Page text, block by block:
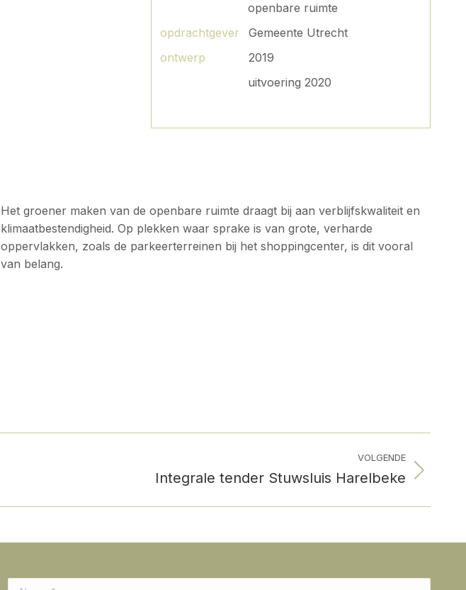
openbare ruimte
opdrachtgever
Gemeente Utrecht
ontwerp
2019
uitvoering 2020
Het groener maken van de openbare ruimte draagt bij aan verblijfskwaliteit en
klimaatbestendigheid. Op plekken waar sprake is van grote, verharde
oppervlakken, zoals de parkeerterreinen bij het shoppingcenter, is dit vooral
van belang.
VOLGENDE
Integrale tender Stuwsluis Harelbeke
Naam *